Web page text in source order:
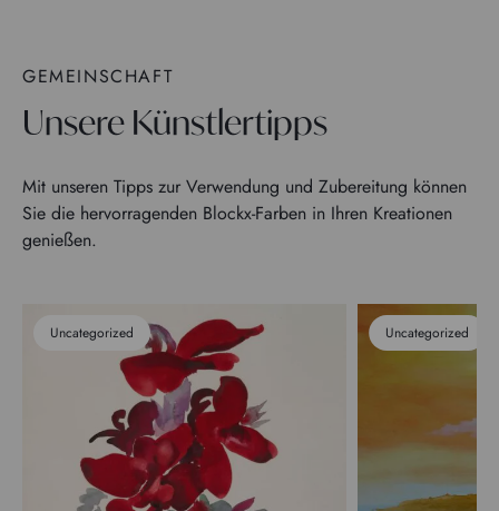
GEMEINSCHAFT
Unsere Künstlertipps
Mit unseren Tipps zur Verwendung und Zubereitung können
Sie die hervorragenden Blockx-Farben in Ihren Kreationen
genießen.
Uncategorized Uncategorized